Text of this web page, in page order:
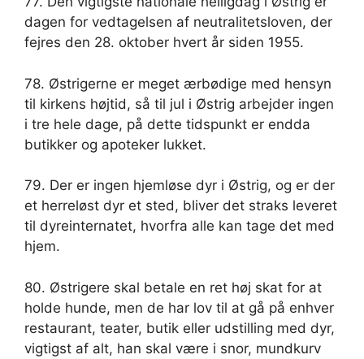
dagen for vedtagelsen af ​​neutralitetsloven, der
fejres den 28. oktober hvert år siden 1955.
78. Østrigerne er meget ærbødige med hensyn
til kirkens højtid, så til jul i Østrig arbejder ingen
i tre hele dage, på dette tidspunkt er endda
butikker og apoteker lukket.
79. Der er ingen hjemløse dyr i Østrig, og er der
et herreløst dyr et sted, bliver det straks leveret
til dyreinternatet, hvorfra alle kan tage det med
hjem.
80. Østrigere skal betale en ret høj skat for at
holde hunde, men de har lov til at gå på enhver
restaurant, teater, butik eller udstilling med dyr,
vigtigst af alt, han skal være i snor, mundkurv